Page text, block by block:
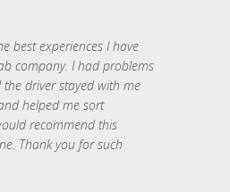
best experiences I have
company. I had problems
driver stayed with me
helped me sort
recommend this
Thank you for such